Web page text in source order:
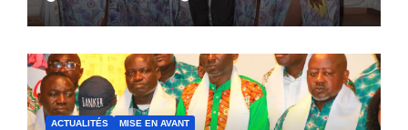
ACTUALITÉS MISE EN AVANT